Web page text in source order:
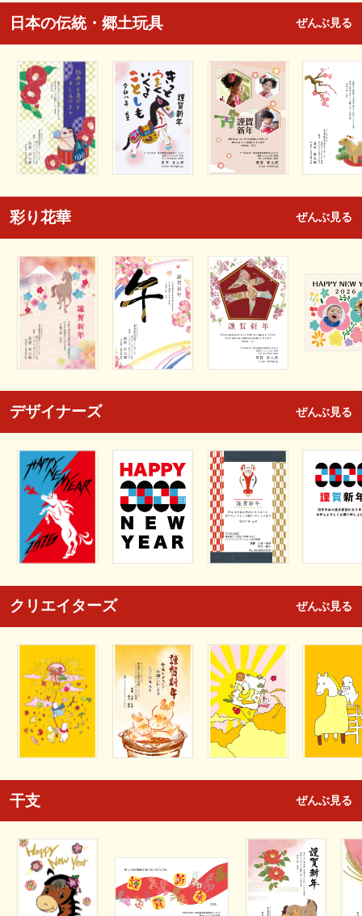
日本の伝統・郷土玩具 ぜんぶ見る
彩り花華 ぜんぶ見る
デザイナーズ ぜんぶ見る
クリエイターズ ぜんぶ見る
干支 ぜんぶ見る